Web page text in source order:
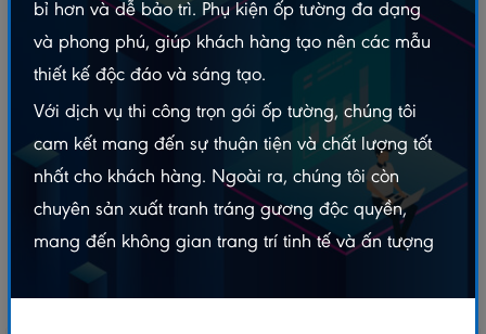
bỉ hơn và dễ bảo trì. Phụ kiện ốp tường đa dạng
và phong phú, giúp khách hàng tạo nên các mẫu
thiết kế độc đáo và sáng tạo.
Với dịch vụ thi công trọn gói ốp tường, chúng tôi
cam kết mang đến sự thuận tiện và chất lượng tốt
nhất cho khách hàng. Ngoài ra, chúng tôi còn
chuyên sản xuất tranh tráng gương độc quyền,
mang đến không gian trang trí tinh tế và ấn tượng